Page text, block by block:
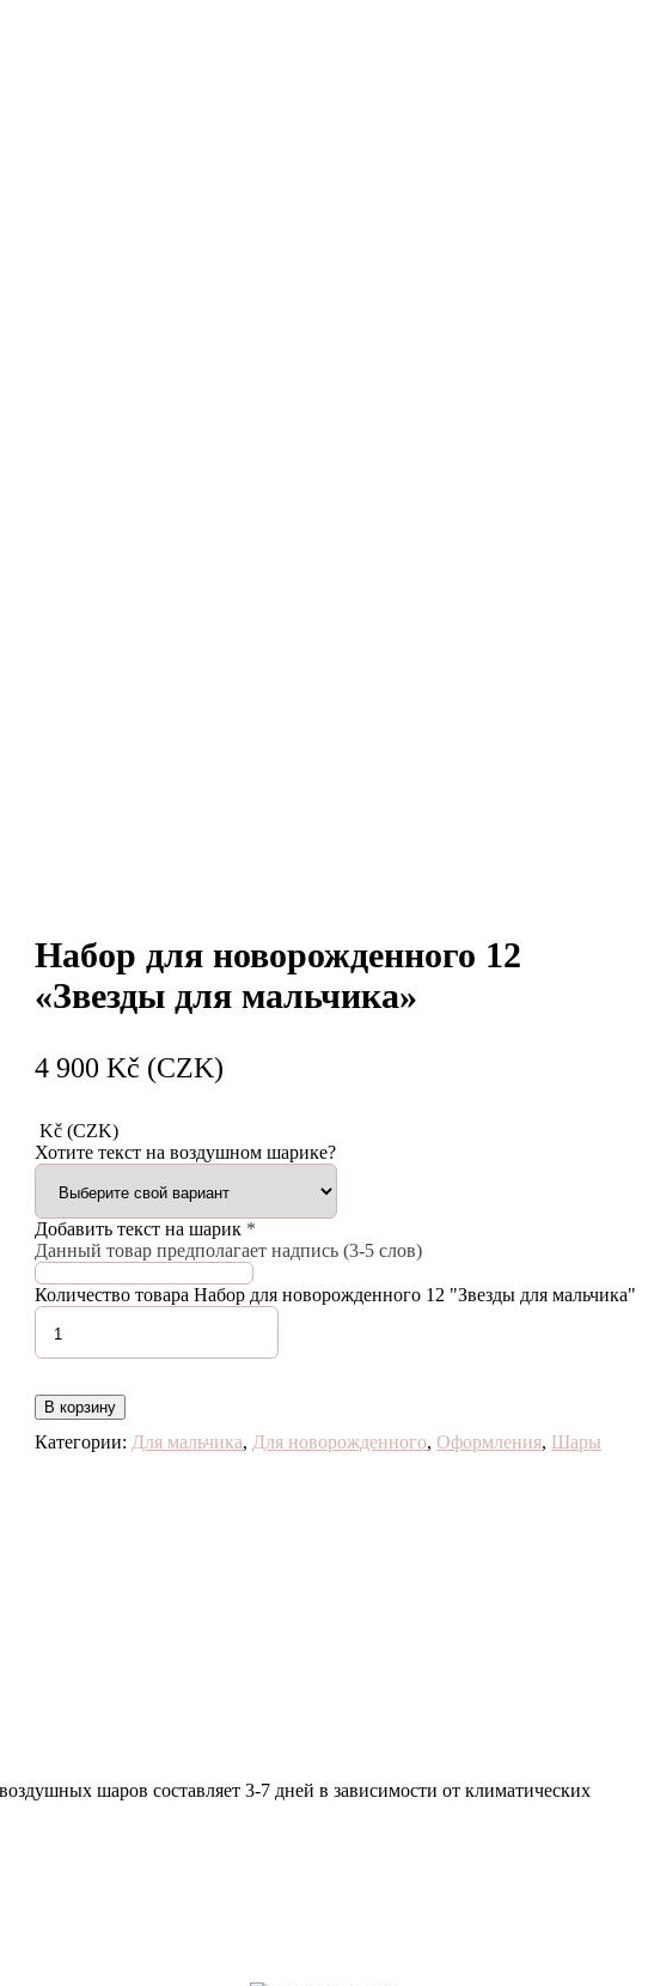
Набор для новорожденного 12
«Звезды для мальчика»
4 900Kč (CZK)
Kč (CZK)
Хотите текст на воздушном шарике?
Добавить текст на шарик *
Данный товар предполагает надпись (3-5 слов)
Количество товара Набор для новорожденного 12 "Звезды для мальчика"
В корзину
Категории: Для мальчика, Для новорожденного,Оформления, Шары
шаров составляет 3-7 дней в зависимости от климатических